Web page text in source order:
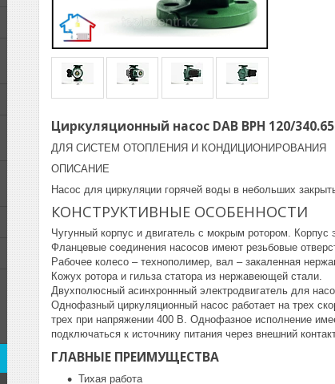
Циркуляционный насос DAB BPH 120/
ДЛЯ СИСТЕМ ОТОПЛЕНИЯ И КОНДИЦИОНИРОВАНИЯ
ОПИСАНИЕ
Насос для циркуляции горячей воды в небольших
КОНСТРУКТИВНЫЕ ОСОБЕННОСТИ
Чугунный корпус и двигатель с мокрым ротором.
Фланцевые соединения насосов имеют резьбовые
Рабочее колесо – технополимер, вал – закаленная
Кожух ротора и гильза статора из нержавеющей стали.
Двухполюсный асинхроннный электродвигатель для
Однофазный циркуляционный насос работает на трех
трех при напряжении 400 В. Однофазное исполнение
подключаться к источнику питания через внешний
ГЛАВНЫЕ ПРЕИМУЩЕСТВА
Тихая работа